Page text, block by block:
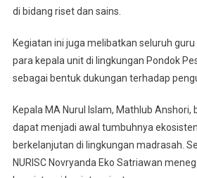
di bidang riset dan sains.
Kegiatan ini juga melibatkan seluruh
para kepala unit di lingkungan Pondok
sebagai bentuk dukungan terhadap
Kepala MA Nurul Islam, Mathlub Anshori,
dapat menjadi awal tumbuhnya
berkelanjutan di lingkungan madrasah.
NURISC Novryanda Eko Satriawan